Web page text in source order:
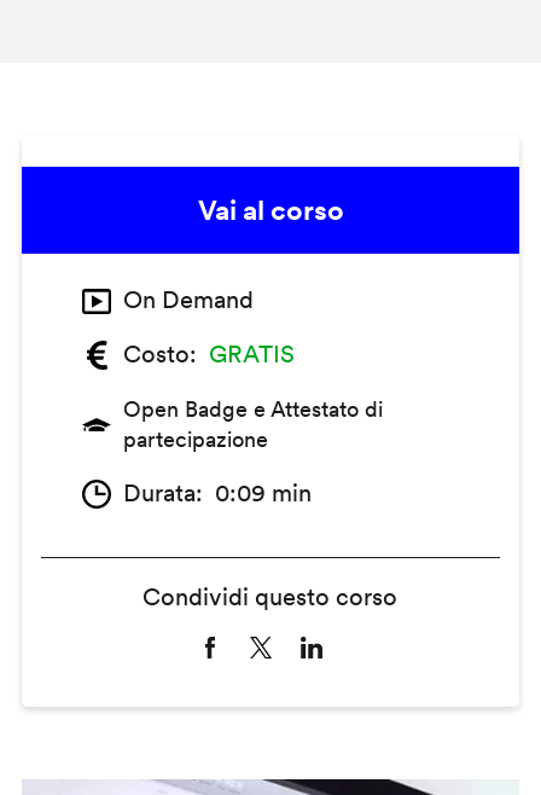
Vai al corso
On Demand
Costo
GRATIS
Open Badge e Attestato di
partecipazione
Durata 0:09 min
Condividi questo corso